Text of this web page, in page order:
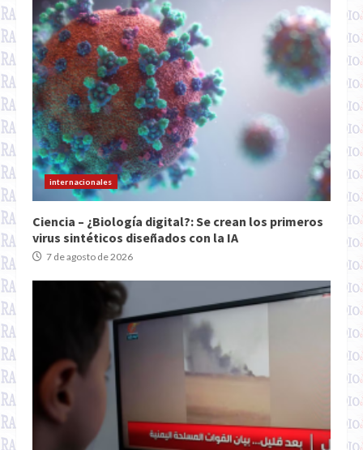
internacionales
Ciencia – ¿Biología digital?: Se crean los primeros
virus sintéticos diseñados con la IA
7 de agosto de 2026